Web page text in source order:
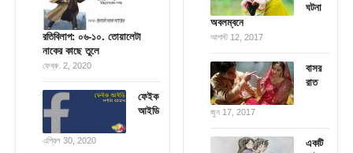
রতিবিলাপ: ০৬-১০. তোয়ালেটা
নাকের কাছে তুলে
ফেব্রু. 2, 2020
ফেইক
আইডি
এপ্রিল 30, 2020
ঘটনা
অবলম্বনে
আগস্ট 12, 2017
বাসর
রাত
জুন 17, 2017
একটি